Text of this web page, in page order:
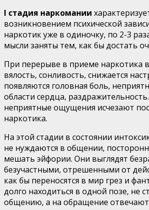
I стадия наркомании
возникновением психической
наркотик уже в одиночку, по 2-3
мысли заняты тем, как бы достать
При перерыве в приеме наркотика
вялость, сонливость, снижается
появляются головная боль,
области сердца,
неприятные ощущения исчезают
наркотика.
На этой стадии в состоянии
не нуждаются в общении,
мешать эйфо­рии. Они выглядят
безучастными, отрешен­ными от
как бы переносятся в мир грез и
долго находиться в одной позе, не
общению, а на обращение